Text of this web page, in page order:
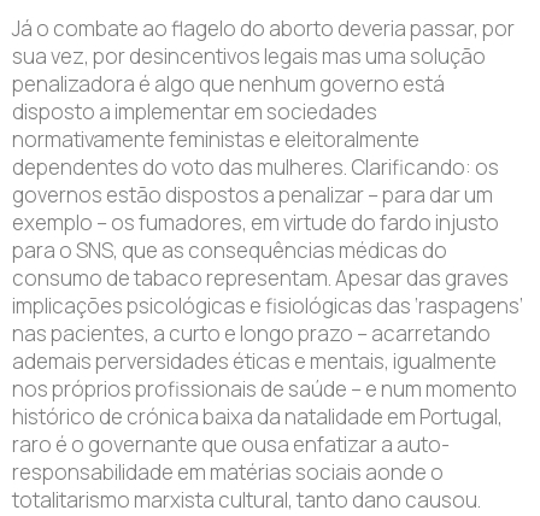
Já o combate ao flagelo do aborto deveria passar, por
sua vez, por desincentivos legais mas uma solução
penalizadora é algo que nenhum governo está
disposto a implementar em sociedades
normativamente feministas e eleitoralmente
dependentes do voto das mulheres. Clarificando: os
governos estão dispostos a penalizar – para dar um
exemplo – os fumadores, em virtude do fardo injusto
para o SNS, que as consequências médicas do
consumo de tabaco representam. Apesar das graves
implicações psicológicas e fisiológicas das ‘raspagens’
nas pacientes, a curto e longo prazo – acarretando
ademais perversidades éticas e mentais, igualmente
nos próprios profissionais de saúde – e num momento
histórico de crónica baixa da natalidade em Portugal,
raro é o governante que ousa enfatizar a auto-
responsabilidade em matérias sociais aonde o
totalitarismo marxista cultural, tanto dano causou.